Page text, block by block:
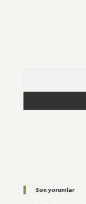
Son yorumlar